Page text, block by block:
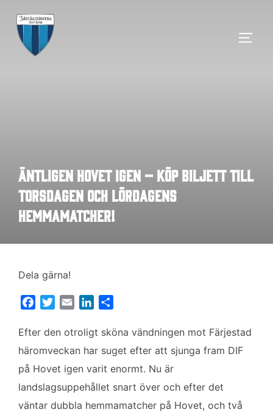
innehåll
Äntligen Hovet igen – köp biljett till
torsdagen och lördagens
hemmamatcher!
Dela gärna!
c
e
o
o
k
i
t
e
r
a
i
n
k
d
I
n
l
a
Efter den otroligt sköna vändningen mot Färjestad
häromveckan har suget efter att sjunga fram DIF
på Hovet igen varit enormt. Nu är
landslagsuppehållet snart över och efter det
väntar dubbla hemmamatcher på Hovet, och två